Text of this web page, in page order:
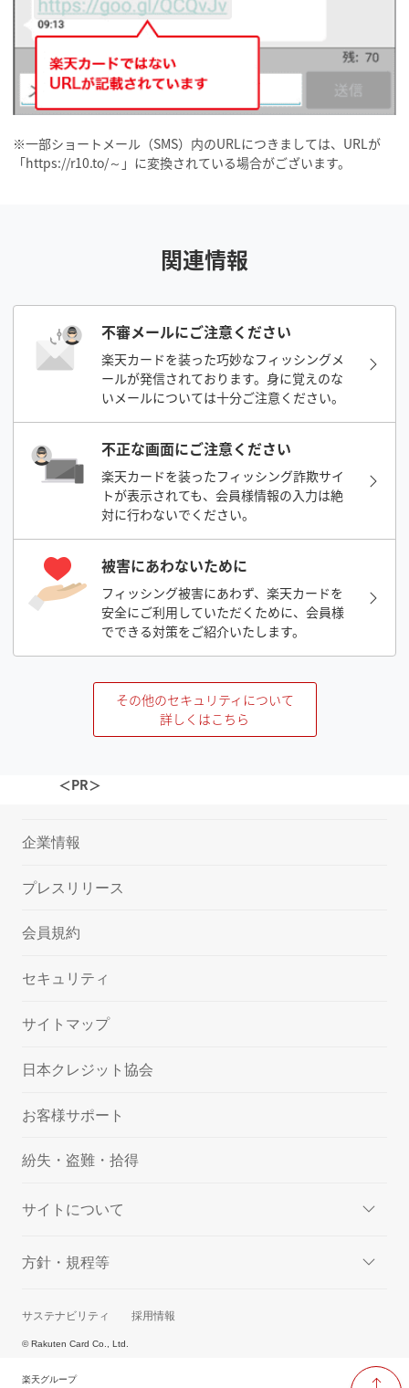
※一部ショートメール（SMS）内のURLにつきましては、URLが
「https://r10.to/～」に変換されている場合がございます。
関連情報
不審メールにご注意ください
楽天カードを装った巧妙なフィッシングメ
ールが発信されております。身に覚えのな
いメールについては十分ご注意ください。
不正な画面にご注意ください
楽天カードを装ったフィッシング詐欺サイ
トが表示されても、会員様情報の入力は絶
対に行わないでください。
被害にあわないために
フィッシング被害にあわず、楽天カードを
安全にご利用していただくために、会員様
でできる対策をご紹介いたします。
その他のセキュリティについて
詳しくはこちら
＜PR＞
企業情報
プレスリリース
会員規約
セキュリティ
サイトマップ
日本クレジット協会
お客様サポート
紛失・盗難・拾得
サイトについて
方針・規程等
サステナビリティ 採用情報
© Rakuten Card Co., Ltd.
楽天グループ